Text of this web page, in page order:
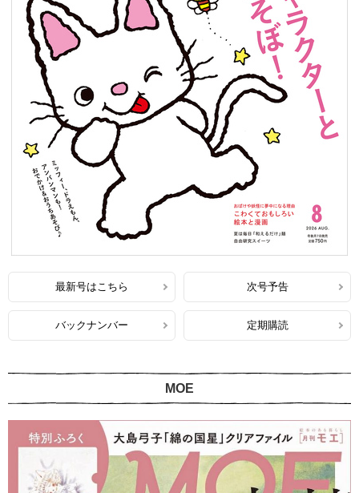
最新号はこちら 次号予告
バックナンバー 定期購読
MOE